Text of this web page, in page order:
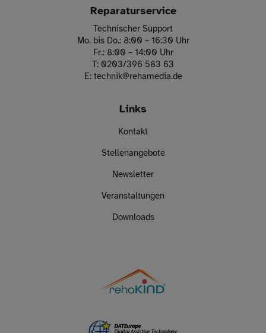
Reparaturservice
Technischer Support
Mo. bis Do.: 8:00 – 16:30 Uhr
Fr.: 8:00 – 14:00 Uhr
T: 0203/396 583 63
E: technik@rehamedia.de
Links
Kontakt
Stellenangebote
Newsletter
Veranstaltungen
Downloads